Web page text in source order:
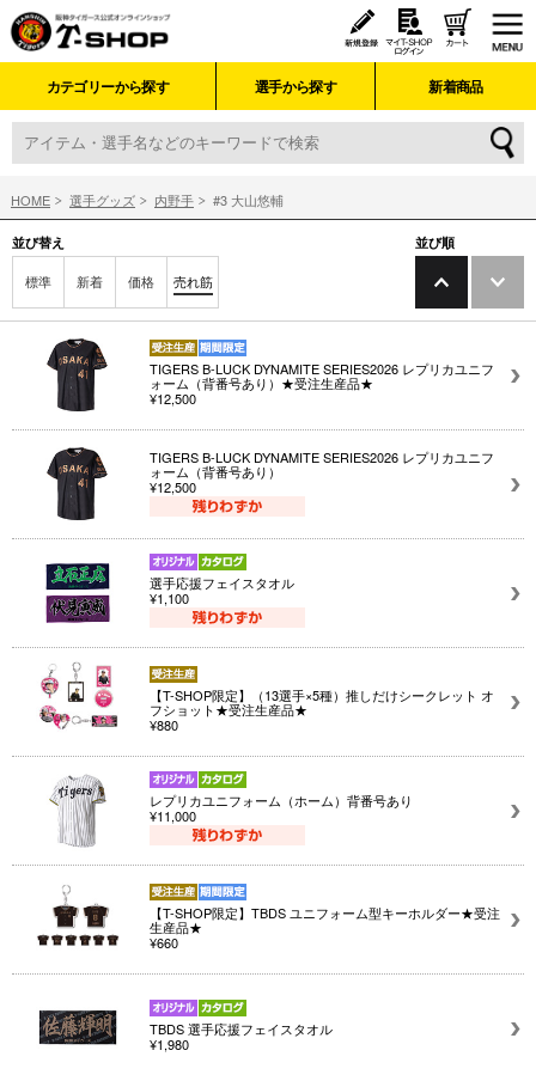
カテゴリーから探す 選手から探す 新着商品
HOME 選手グッズ 内野手 #3 大山悠輔
並び替え
標準 新着 価格 売れ筋
並び順
TIGERS B-LUCK DYNAMITE SERIES2026 レプリカユニフ
ォーム（背番号あり）★受注生産品★
¥12,500
TIGERS B-LUCK DYNAMITE SERIES2026 レプリカユニフ
ォーム（背番号あり）
¥12,500
選手応援フェイスタオル
¥1,100
【T-SHOP限定】（13選手×5種）推しだけシークレット オ
フショット★受注生産品★
¥880
レプリカユニフォーム（ホーム）背番号あり
¥11,000
【T-SHOP限定】TBDS ユニフォーム型キーホルダー★受注
生産品★
¥660
TBDS 選手応援フェイスタオル
¥1,980